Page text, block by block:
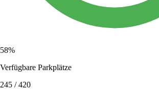
58%
Verfügbare Parkplätze
245 / 420